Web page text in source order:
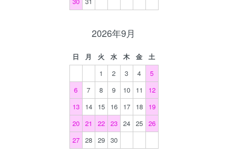
2026年9月
日 月 火 水 木 金
土
1
2 3 4
5
6
7 8 9 10 11
12
13
14 15 16 17 18
19
20
21 22 23 24 25
26
27
28 29 30